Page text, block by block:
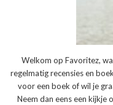
Welkom op Favoritez,
regelmatig recensies en
voor een boek of wil je
Neem dan eens een kijkje